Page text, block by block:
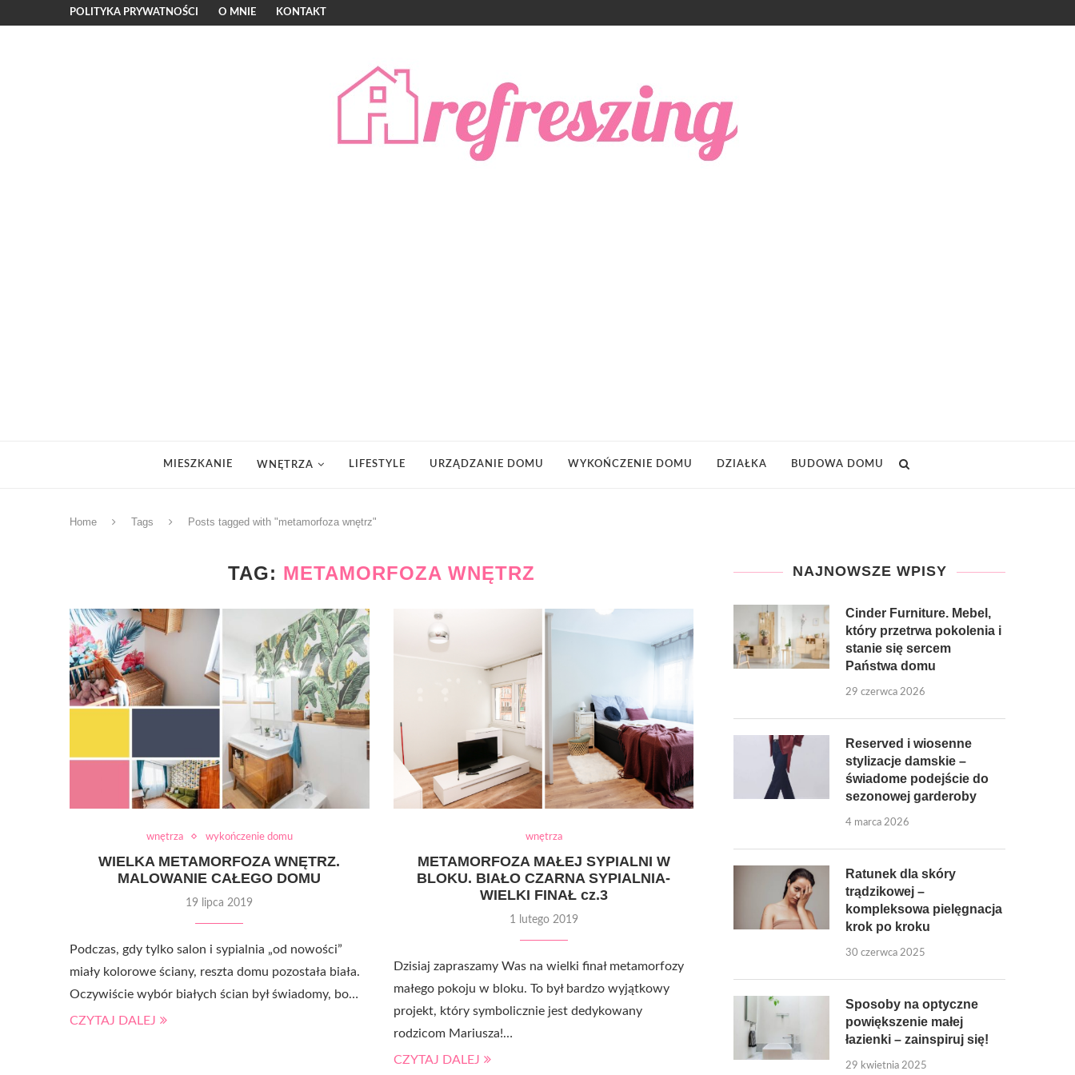
POLITYKA PRYWATNOŚCI O MNIE KONTAKT
MIESZKANIE WNĘTRZA LIFESTYLE URZĄDZANIE DOMU WYKOŃCZENIE DOMU DZIAŁKA BUDOWA DOMU
Home Tags Posts tagged with "metamorfoza wnętrz"
TAG: METAMORFOZA WNĘTRZ
wnętrza wykończenie domu
WIELKA METAMORFOZA WNĘTRZ.
MALOWANIE CAŁEGO DOMU
19 lipca 2019
Podczas, gdy tylko salon i sypialnia „od nowości”
miały kolorowe ściany, reszta domu pozostała biała.
Oczywiście wybór białych ścian był świadomy, bo…
CZYTAJ DALEJ
wnętrza
METAMORFOZA MAŁEJ SYPIALNI W
BLOKU. BIAŁO CZARNA SYPIALNIA-
WIELKI FINAŁ cz.3
1 lutego 2019
Dzisiaj zapraszamy Was na wielki finał metamorfozy
małego pokoju w bloku. To był bardzo wyjątkowy
projekt, który symbolicznie jest dedykowany
rodzicom Mariusza!…
CZYTAJ DALEJ
NAJNOWSZE WPISY
Cinder Furniture. Mebel,
który przetrwa pokolenia i
stanie się sercem
Państwa domu
29 czerwca 2026
Reserved i wiosenne
stylizacje damskie –
świadome podejście do
sezonowej garderoby
4 marca 2026
Ratunek dla skóry
trądzikowej –
kompleksowa pielęgnacja
krok po kroku
30 czerwca 2025
Sposoby na optyczne
powiększenie małej
łazienki – zainspiruj się!
29 kwietnia 2025